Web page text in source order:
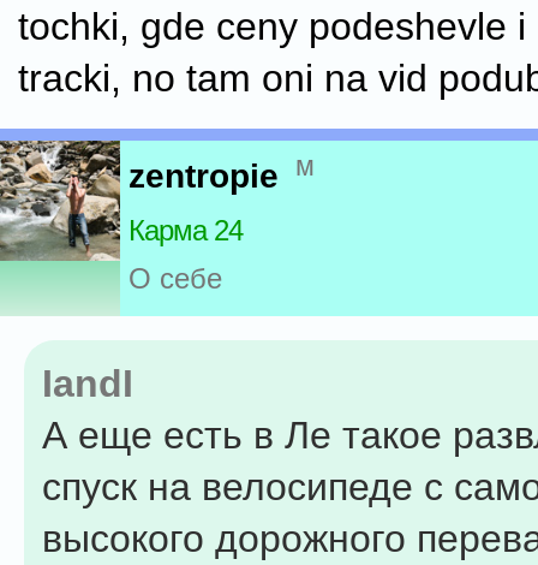
tochki, gde ceny podeshevle
tracki, no tam oni na vid
zentropie м
Карма 24
О себе
IandI
А еще есть в Ле такое
спуск на велосипеде с
высокого дорожного